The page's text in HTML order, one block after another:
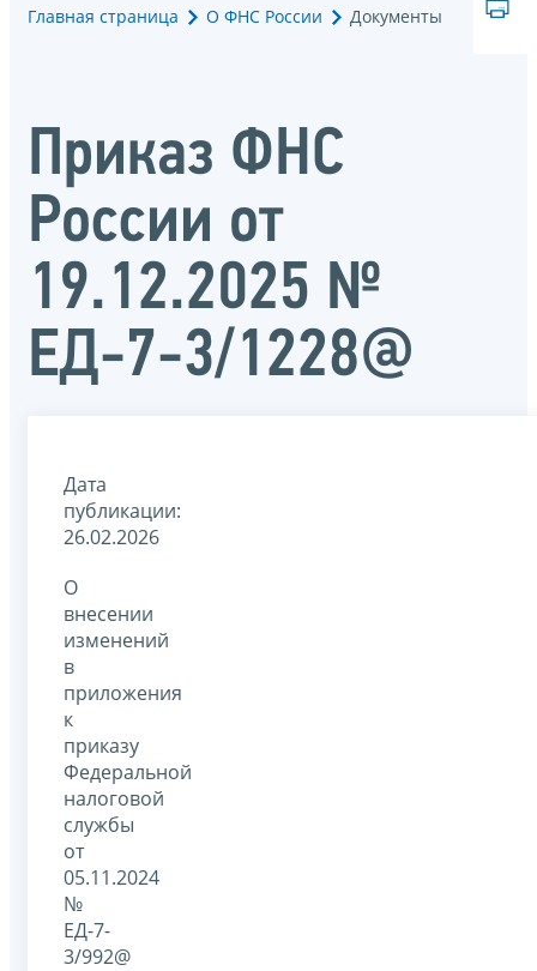
Главная страница О ФНС России Документы
Приказ ФНС
России от
19.12.2025 №
ЕД-7-3/1228@
Дата
публикации:
26.02.2026
О
внесении
изменений
в
приложения
к
приказу
Федеральной
налоговой
службы
от
05.11.2024
№
ЕД-7-
3/992@